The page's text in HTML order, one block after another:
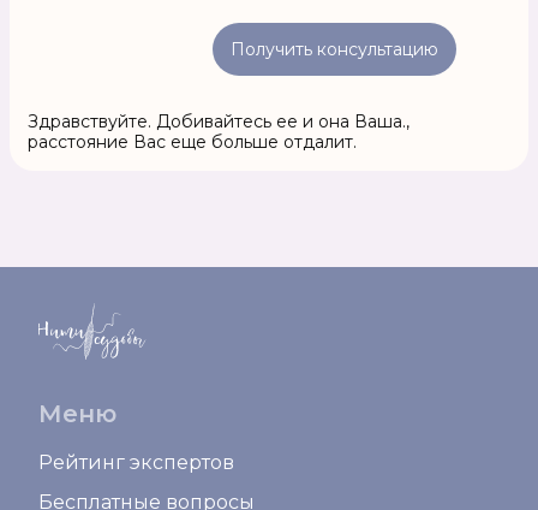
Получить консультацию
Здравствуйте. Добивайтесь ее и она Ваша.,
расстояние Вас еще больше отдалит.
Меню
Рейтинг экспертов
Бесплатные вопросы